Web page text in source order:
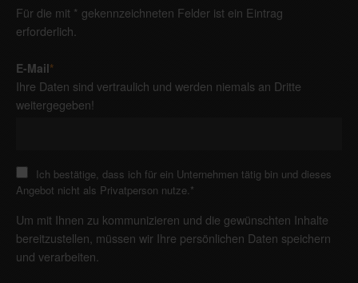
Für die mit * gekennzeichneten Felder ist ein Eintrag
erforderlich.
E-Mail*
Ihre Daten sind vertraulich und werden niemals an Dritte
weitergegeben!
Ich bestätige, dass ich für ein Unternehmen tätig bin und dieses
Angebot nicht als Privatperson nutze. *
Um mit Ihnen zu kommunizieren und die gewünschten Inhalte
bereitzustellen, müssen wir Ihre persönlichen Daten speichern
und verarbeiten.